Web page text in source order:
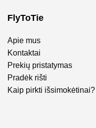
FlyToTie
Apie mus
Kontaktai
Prekių pristatymas
Pradėk rišti
Kaip pirkti išsimokėtinai?